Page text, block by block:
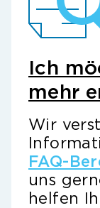
Ich
mehr
Wir
FAQ-
uns
helfen